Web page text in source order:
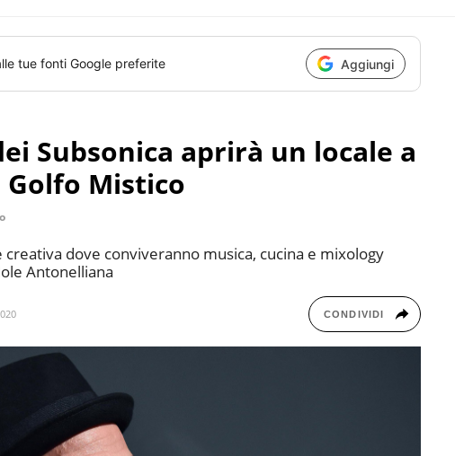
tue fonti Google preferite Aggiungi
Subsonica aprirà un locale a
Mistico
creativa dove conviveranno musica, cucina e mixology
Antonelliana
CONDIVIDI